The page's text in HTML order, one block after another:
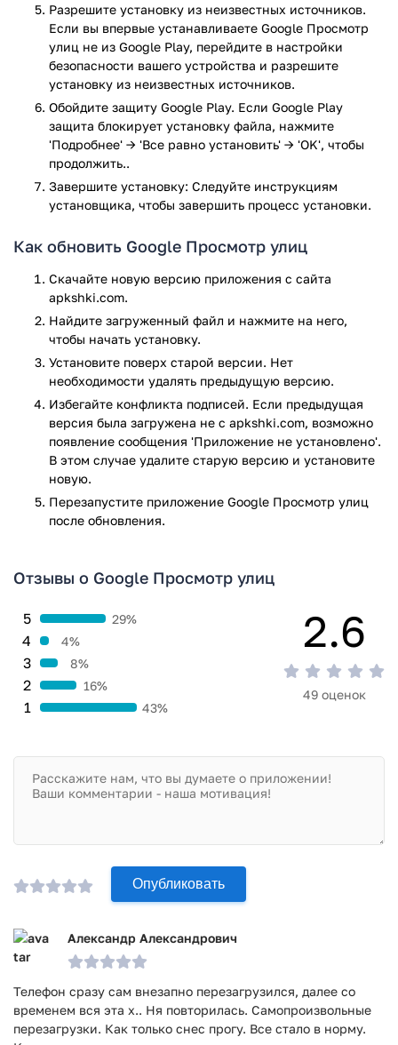
взаимосвязанных изображений, снятых на обычные
смартфоны.
Приложение предоставляется бесплатно и совместимо с
любым устройством Android.
Функционал Google Просмотр
улиц
компанию, заручившись их доверием ещё до прихода,
поделиться атмосферой своего района или колоритных
выставляет ограничений.
Основные функции приложения:
просмотр панорамных видов улиц городов разных
стран;
виртуальная «прогулка» по запечатленным местам;
создание туров по магазинам, музеям и другим
заведениям;
сохранение фотографий в память телефона;
редактирование общедоступных панорамных
снимков;
загрузка собственных фотографий, сделанных на
камеру смартфона или специализированное
оборудование;
Важно помнить, что качество некоторых изображений
машин.
Приложение получает регулярные обновления с
Приложение Google Просмотр улиц прошло проверку
Разрешите установку из неизвестных источников.
Если вы впервые устанавливаете Google Просмотр
улиц не из Google Play, перейдите в настройки
безопасности вашего устройства и разрешите
установку из неизвестных источников.
Обойдите защиту Google Play. Если Google Play
защита блокирует установку файла, нажмите
'Подробнее' → 'Все равно установить' → 'OK', чтобы
продолжить..
Завершите установку: Следуйте инструкциям
установщика, чтобы завершить процесс установки.
Как обновить Google Просмотр улиц
Скачайте новую версию приложения с сайта
apkshki.com.
Найдите загруженный файл и нажмите на него,
чтобы начать установку.
Установите поверх старой версии. Нет
необходимости удалять предыдущую версию.
Избегайте конфликта подписей. Если предыдущая
версия была загружена не с apkshki.com, возможно
появление сообщения 'Приложение не установлено'.
В этом случае удалите старую версию и установите
новую.
Перезапустите приложениe Google Просмотр улиц
после обновления.
Отзывы о Google Просмотр улиц
1 43%
2 16%
3 8%
4 4%
5 29% 2.6
49 оценок
Опубликовать
Александр Александрович
Телефон сразу сам внезапно перезагрузился, далее со
временем вся эта х.. Ня повторилась. Самопроизвольные
перезагрузки. Как только снес прогу. Все стало в норму.